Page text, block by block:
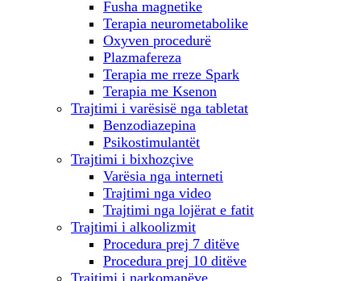
Fusha magnetike
Terapia neurometabolike
Oxyven procedurë
Plazmafereza
Terapia me rreze Spark
Terapia me Ksenon
Trajtimi i varësisë nga tabletat
Benzodiazepina
Psikostimulantët
Trajtimi i bixhozçive
Varësia nga interneti
Trajtimi nga video
Trajtimi nga lojërat e fatit
Trajtimi i alkoolizmit
Procedura prej 7 ditëve
Procedura prej 10 ditëve
Trajtimi i narkomanëve